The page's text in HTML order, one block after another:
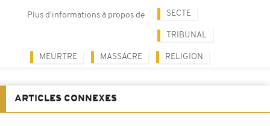
Plus d'informations à propos de SECTE
TRIBUNAL
MEURTRE MASSACRE RELIGION
ARTICLES CONNEXES